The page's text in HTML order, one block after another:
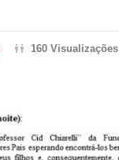
160 Visualizações